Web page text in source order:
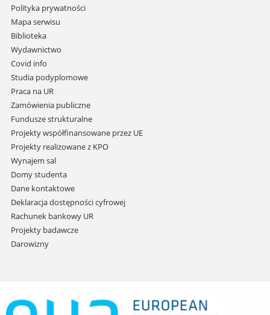
Pomiń
nawigację
i
przejdź
do
treści
Polityka prywatności
Mapa serwisu
Biblioteka
Wydawnictwo
Covid info
Studia podyplomowe
Praca na UR
Zamówienia publiczne
Fundusze strukturalne
Projekty współfinansowane przez UE
Projekty realizowane z KPO
Wynajem sal
Domy studenta
Dane kontaktowe
Deklaracja dostępności cyfrowej
Rachunek bankowy UR
Projekty badawcze
Darowizny